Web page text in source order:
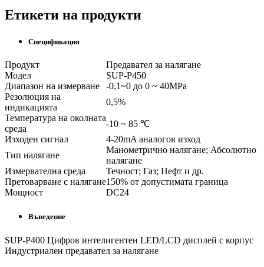
Етикети на продукти
Спецификация
Продукт
Предавател за налягане
Модел
SUP-P450
Диапазон на измерване
-0,1~0 до 0 ~ 40MPa
Резолюция на
индикацията
0,5%
Температура на околната
среда
-10 ~ 85 ℃
Изходен сигнал
4-20mA аналогов изход
Тип налягане
Манометрично налягане; Абсолютно
налягане
Измервателна среда
Течност; Газ; Нефт и др.
Претоварване с налягане150% от допустимата граница
Мощност
DC24
Въведение
SUP-P400 Цифров интелигентен LED/LCD дисплей с корпус
Индустриален предавател за налягане